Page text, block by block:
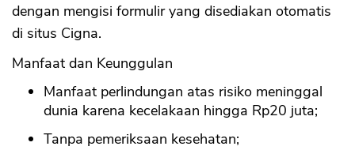
dengan mengisi formulir yang disediakan otomatis
di situs Cigna.
Manfaat dan Keunggulan
Manfaat perlindungan atas risiko meninggal
dunia karena kecelakaan hingga Rp20 juta;
Tanpa pemeriksaan kesehatan;